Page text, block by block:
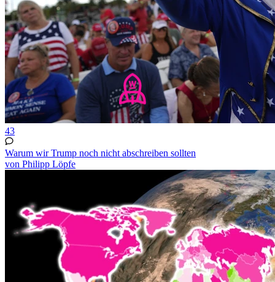
43
Warum wir Trump noch nicht abschreiben sollten
von Philipp Löpfe